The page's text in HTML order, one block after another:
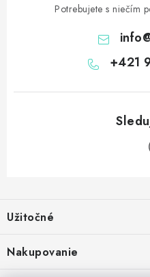
Potrebujete s niečím
info
+421
p
ä
Užitočné
O nás
Nakupovanie